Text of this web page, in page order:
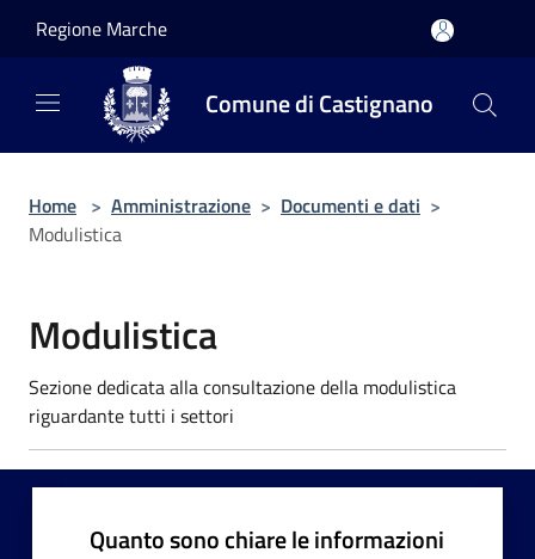
Regione Marche
Comune di Castignano
Home > Amministrazione > Documenti e dati >
Modulistica
Modulistica
Sezione dedicata alla consultazione della modulistica
riguardante tutti i settori
Quanto sono chiare le informazioni